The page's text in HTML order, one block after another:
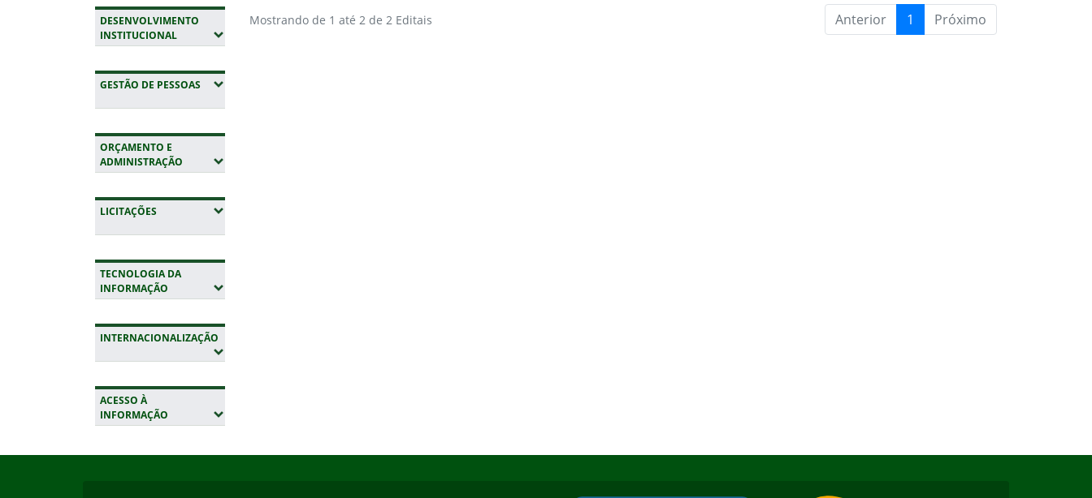
DESENVOLVIMENTO
INSTITUCIONAL(EXPANDIR SUBMENUS)
GESTÃO DE PESSOAS (EXPANDIR SUBMENUS)
ORÇAMENTO E
ADMINISTRAÇÃO (EXPANDIR SUBMENUS)
LICITAÇÕES (EXPANDIR SUBMENUS)
TECNOLOGIA DA
INFORMAÇÃO (EXPANDIR SUBMENUS)
INTERNACIONALIZAÇÃO
ACESSO À
INFORMAÇÃO (EXPANDIR SUBMENUS)
Mostrando de 1 até 2 de 2 Editais Anterior 1
Próximo